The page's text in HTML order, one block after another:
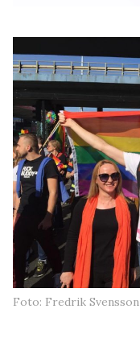
Foto: Fredrik Svensson